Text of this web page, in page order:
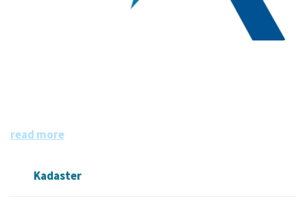
read more
Kadaster